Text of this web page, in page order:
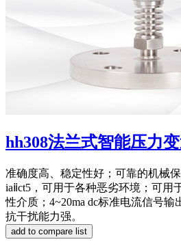
hh308法兰式智能压力
准确度高、稳定性好；可靠的机械
iaⅱct5，可用于各种恶劣环境；可用
性介质；4~20ma dc标准电流信号
抗干扰能力强。